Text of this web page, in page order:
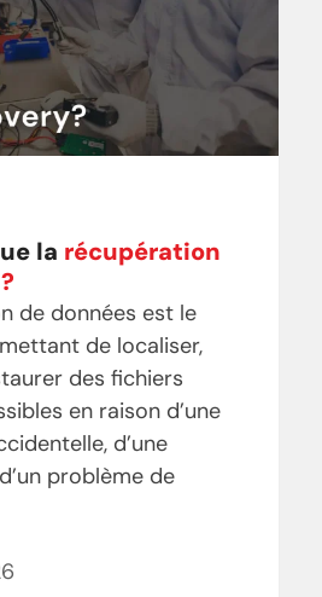
la récupération
de données est le
de localiser,
des fichiers
en raison d’une
d’une
problème de